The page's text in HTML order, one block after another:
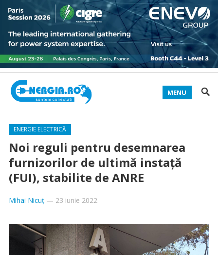
MENU
ENERGIE ELECTRICĂ
Noi reguli pentru desemnarea
furnizorilor de ultimă instață
(FUI), stabilite de ANRE
Mihai Nicuț— 23 iunie 2022